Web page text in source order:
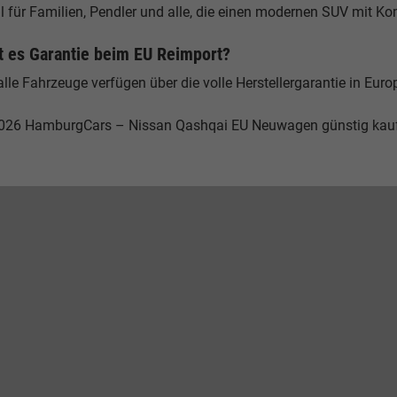
für Familien, Pendler und alle, die einen modernen SUV mit
es Garantie beim EU Reimport?
Fahrzeuge verfügen über die volle Herstellergarantie in
HamburgCars – Nissan Qashqai EU Neuwagen günstig